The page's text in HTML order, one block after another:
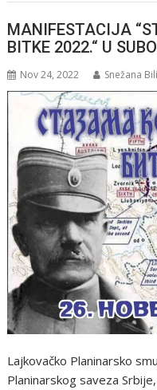
MANIFESTACIJA
BITKE 2022.“ U
Nov 24, 2022 Snežana
Lajkovačko Planinarsko
Planinarskog saveza